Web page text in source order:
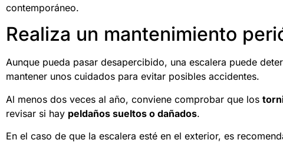
contemporáneo.
Realiza un mantenimiento
Aunque pueda pasar desapercibido, una escalera puede
mantener unos cuidados para evitar posibles accidentes.
Al menos dos veces al año, conviene comprobar que los
revisar si hay peldaños sueltos o dañados.
En el caso de que la escalera esté en el exterior, es